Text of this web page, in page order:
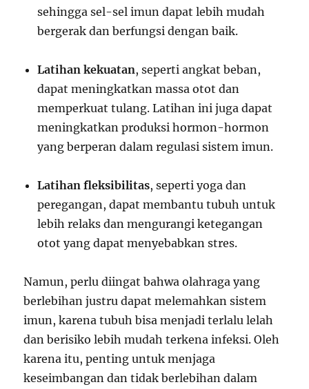
sehingga sel-sel imun dapat lebih mudah
bergerak dan berfungsi dengan baik.
Latihan kekuatan, seperti angkat beban,
dapat meningkatkan massa otot dan
memperkuat tulang. Latihan ini juga dapat
meningkatkan produksi hormon-hormon
yang berperan dalam regulasi sistem imun.
Latihan fleksibilitas, seperti yoga dan
peregangan, dapat membantu tubuh untuk
lebih relaks dan mengurangi ketegangan
otot yang dapat menyebabkan stres.
Namun, perlu diingat bahwa olahraga yang
berlebihan justru dapat melemahkan sistem
imun, karena tubuh bisa menjadi terlalu lelah
dan berisiko lebih mudah terkena infeksi. Oleh
karena itu, penting untuk menjaga
keseimbangan dan tidak berlebihan dalam